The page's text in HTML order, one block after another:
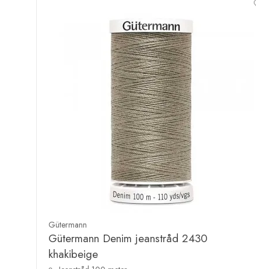
Gütermann
Gütermann Denim jeanstråd 2430
khakibeige